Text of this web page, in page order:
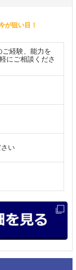
が狙い目！
経験、能力を
にご相談くださ
い